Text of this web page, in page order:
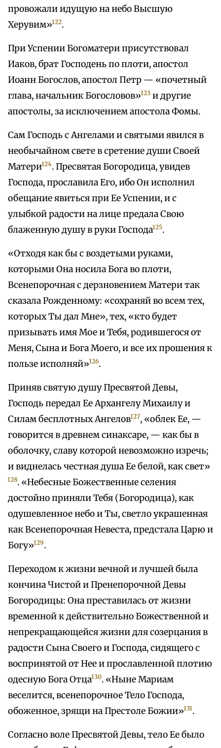
провожали идущую на небо Высшую
Херувим»122.
При Успении Богоматери присутствовал
Иаков, брат Господень по плоти, апостол
Иоанн Богослов, апостол Петр — «почетный
глава, начальник Богословов»123 и другие
апостолы, за исключением апостола Фомы.
Сам Господь с Ангелами и святыми явился в
необычайном свете в сретение души Своей
Матери124. Пресвятая Богородица, увидев
Господа, прославила Его, ибо Он исполнил
обещание явиться при Ее Успении, и с
улыбкой радости на лице предала Свою
блаженную душу в руки Господа125.
«Отходя как бы с воздетыми руками,
которыми Она носила Бога во плоти,
Всенепорочная с дерзновением Матери так
сказала Рожденному: «сохраняй во всем тех,
которых Ты дал Мне», тех, «кто будет
призывать имя Мое и Тебя, родившегося от
Меня, Сына и Бога Моего, и все их прошения к
пользе исполняй»126.
Приняв святую душу Пресвятой Девы,
Господь передал Ее Архангелу Михаилу и
Силам бесплотных Ангелов127, «облек Ее, —
говорится в древнем синаксаре, — как бы в
оболочку, славу которой невозможно изречь;
и виднелась честная душа Ее белой, как свет»
128. «Небесные Божественные селения
достойно приняли Тебя (Богородица), как
одушевленное небо и Ты, светло украшенная
как Всенепорочная Невеста, предстала Царю и
Богу»129.
Переходом к жизни вечной и лучшей была
кончина Чистой и Пренепорочной Девы
Богородицы: Она преставилась от жизни
временной к действительно Божественной и
непрекращающейся жизни для созерцания в
радости Сына Своего и Господа, сидящего с
воспринятой от Нее и прославленной плотию
одесную Бога Отца130. «Ныне Мариам
веселится, всенепорочное Тело Господа,
обоженное, зрящи на Престоле Божии»131.
Согласно воле Пресвятой Девы, тело Ее было